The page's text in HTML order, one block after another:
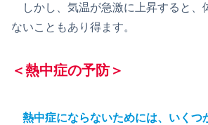
しかし、気温が急激に上昇すると、
ないこともあり得ます。
＜熱中症の予防＞
熱中症にならないためには、いくつ